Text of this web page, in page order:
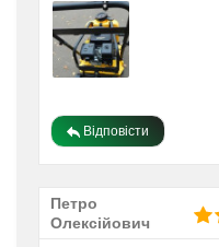
Відповісти
Петро
Олексійович